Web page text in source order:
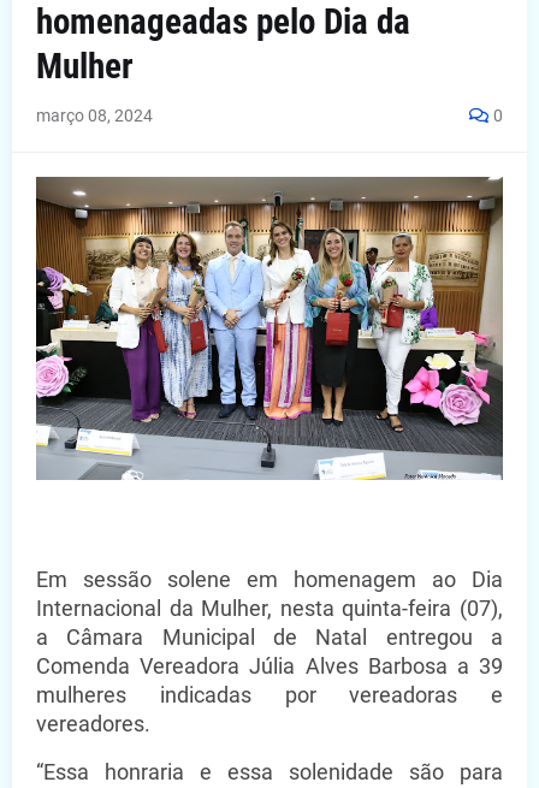
homenageadas pelo Dia da
Mulher
março 08, 2024 0
Em sessão solene em homenagem ao Dia
Internacional da Mulher, nesta quinta-feira (07),
a Câmara Municipal de Natal entregou a
Comenda Vereadora Júlia Alves Barbosa a 39
mulheres indicadas por vereadoras e
vereadores.
“Essa honraria e essa solenidade são para